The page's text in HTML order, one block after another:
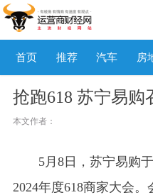
首页 推荐 汽车 房
抢跑618 苏宁易购
本文作者：
5月8日，苏宁易购
2024年度618商家大会